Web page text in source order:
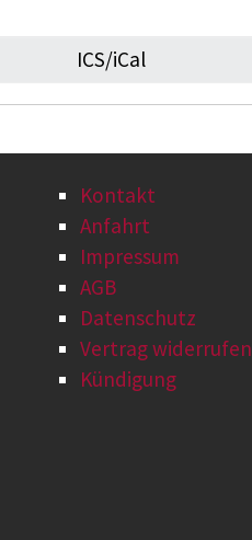
ICS/iCal
Kontakt
Anfahrt
Impressum
AGB
Datenschutz
Vertrag widerrufen
Kündigung